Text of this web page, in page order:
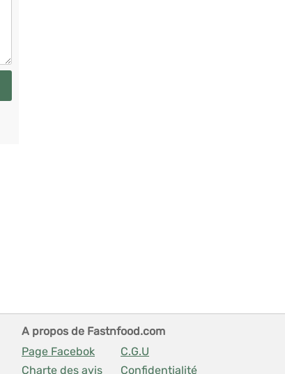
A propos de Fastnfood.com
Page Facebok
C.G.U
Charte des avis
Confidentialité